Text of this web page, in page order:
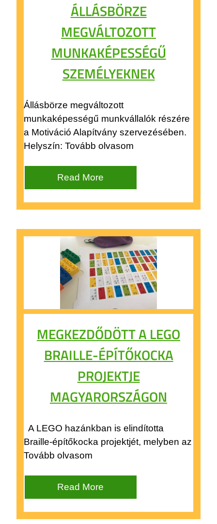
ÁLLÁSBÖRZE
MEGVÁLTOZOTT
MUNKAKÉPESSÉGŰ
SZEMÉLYEKNEK
Állásbörze megváltozott
munkaképességű munkvállalók részére
a Motiváció Alapítvány szervezésében.
Helyszín: Tovább olvasom
Read More
MEGKEZDŐDÖTT A LEGO
BRAILLE-ÉPÍTŐKOCKA
PROJEKTJE
MAGYARORSZÁGON
A LEGO hazánkban is elindította
Braille-építőkocka projektjét, melyben az
Tovább olvasom
Read More